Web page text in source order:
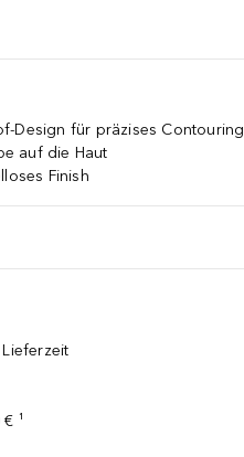
Design für präzises Contouring
auf die Haut
Finish
¹